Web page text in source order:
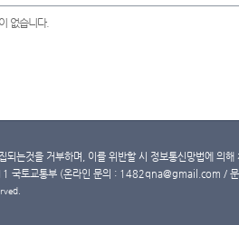
없습니다.
되는것을 거부하며, 이를 위반할 시 정보통신망법에 의
국토교통부 (온라인 문의 : 1482qna@gmail.com /